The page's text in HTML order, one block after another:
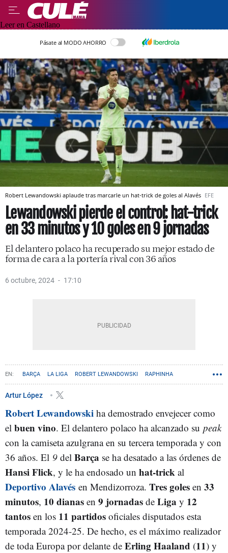
Leer en Castellano
Pásate al MODO AHORRO
Robert Lewandowski aplaude tras marcarle un hat-trick de goles al Alavés EFE
Lewandowski pierde el control: hat-trick
en 33 minutos y 10 goles en 9 jornadas
El delantero polaco ha recuperado su mejor estado de
forma de cara a la portería rival con 36 años
6 octubre, 2024 17:10
BARÇA LA LIGA ROBERT LEWANDOWSKI RAPHINHA
Artur López
Robert Lewandowski ha demostrado envejecer como
el buen vino. El delantero polaco ha alcanzado su peak
con la camiseta azulgrana en su tercera temporada y con
36 años. El 9 del Barça se ha desatado a las órdenes de
Hansi Flick, y le ha endosado un hat-trick al
Deportivo Alavés en Mendizorroza. Tres goles en 33
minutos, 10 dianas en 9 jornadas de Liga y 12
tantos en los 11 partidos oficiales disputados esta
temporada 2024-25. De hecho, es el máximo realizador
de toda Europa por delante de Erling Haaland (11) y